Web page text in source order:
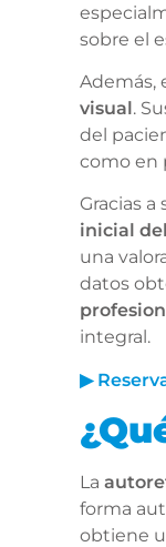
sobre el
Además,
visual.
del
como en
Gracias
inicial
una
datos
integral.
▶
La
forma
obtiene